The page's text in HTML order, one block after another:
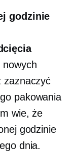
godzinie
zaznaczyć
pakowania
wie, że
godzinie
dnia.